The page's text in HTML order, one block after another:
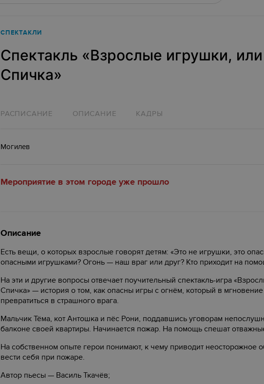
СПЕКТАКЛИ
Спектакль «Взрослые игрушки,
Спичка»
РАСПИСАНИЕ ОПИСАНИЕ КАДРЫ
Могилев
Мероприятие в этом городе уже прошло
Описание
Есть вещи, о которых взрослые говорят детям: «Это не игрушки, это
опасными игрушками? Огонь — наш враг или друг? Кто приходит на
На эти и другие вопросы отвечает поучительный спектакль-игра
Спичка» — история о том, как опасны игры с огнём, который в
превратиться в страшного врага.
Мальчик Тёма, кот Антошка и пёс Рони, поддавшись уговорам
балконе своей квартиры. Начинается пожар. На помощь спешат
На собственном опыте герои понимают, к чему приводит неосторожное
вести себя при пожаре.
Автор пьесы — Василь Ткачёв;